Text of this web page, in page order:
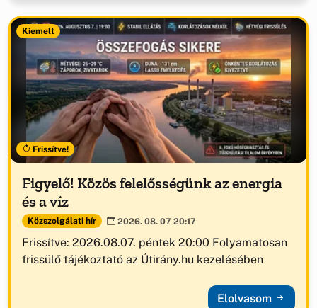
Kiemelt
Frissítve!
Figyelő! Közös felelősségünk az energia
és a víz
Közszolgálati hír 2026. 08. 07 20:17
Frissítve: 2026.08.07. péntek 20:00 Folyamatosan
frissülő tájékoztató az Útirány.hu kezelésében
Elolvasom